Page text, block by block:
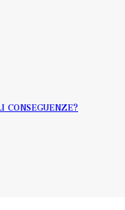
CONSEGUENZE?